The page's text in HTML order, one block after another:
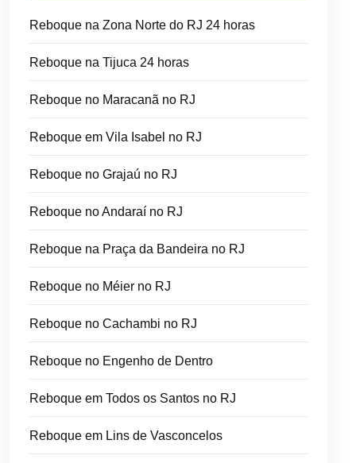
Reboque na Zona Norte do RJ 24 horas
Reboque na Tijuca 24 horas
Reboque no Maracanã no RJ
Reboque em Vila Isabel no RJ
Reboque no Grajaú no RJ
Reboque no Andaraí no RJ
Reboque na Praça da Bandeira no RJ
Reboque no Méier no RJ
Reboque no Cachambi no RJ
Reboque no Engenho de Dentro
Reboque em Todos os Santos no RJ
Reboque em Lins de Vasconcelos